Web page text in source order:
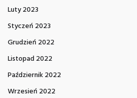
Luty 2023
Styczeń 2023
Grudzień 2022
Listopad 2022
Październik 2022
Wrzesień 2022